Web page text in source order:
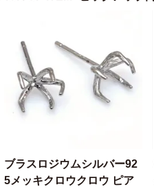
ブラスロジウムシルバー92
5メッキクロウクロウ ピア